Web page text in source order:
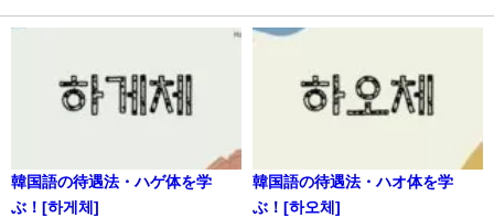
韓国語の待遇法・ハゲ体を学
ぶ！[하게체]
韓国語の待遇法・ハオ体を学
ぶ！[하오체]